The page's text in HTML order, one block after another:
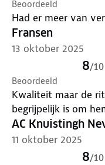
- Inclusief 1 jaar
Kies de sportieve
imoshion en wees
weersomstandigheid!
Beoordeeld
Had er meer van
Fransen
13 oktober 2025
8/10
Beoordeeld
Kwaliteit maar de
begrijpelijk is om
AC Knuistingh
11 oktober 2025
8/10